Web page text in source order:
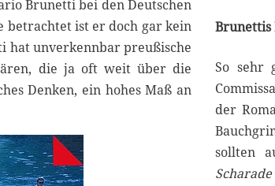
2
3
Brunetti bei den Deutschen
betrachtet ist er doch gar kein
hat unverkennbar preußische
die ja oft weit über die
Denken, ein hohes Maß an
Brunettis
So sehr
der
sollten
Scharade